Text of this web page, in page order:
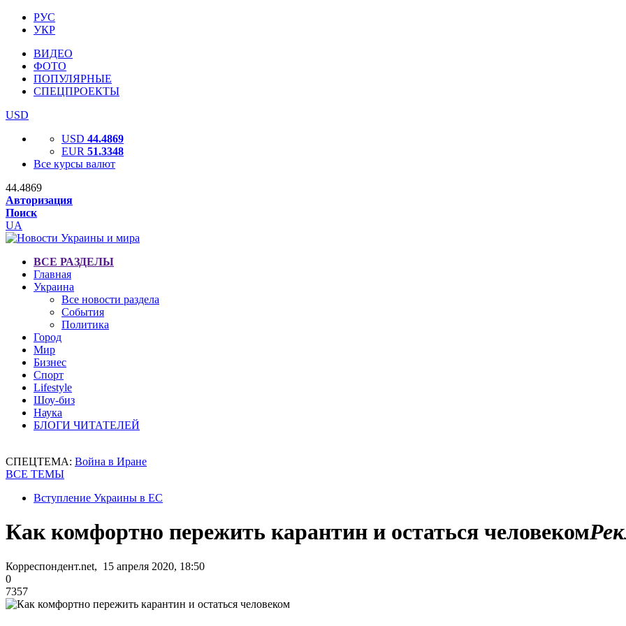
РУС
УКР
ВИДЕО
ФОТО
ПОПУЛЯРНЫЕ
СПЕЦПРОЕКТЫ
USD
USD 44.4869
EUR 51.3348
Все курсы валют
44.4869
Авторизация
Поиск
UA
ВСЕ РАЗДЕЛЫ
Главная
Украина
Все новости раздела
События
Политика
Город
Мир
Бизнес
Спорт
Lifestyle
Шоу-биз
Наука
БЛОГИ ЧИТАТЕЛЕЙ
СПЕЦТЕМА: Война в Иране
ВСЕ ТЕМЫ
Вступление Украины в ЕС
Как комфортно пережить карантин и остаться человеком
Корреспондент.net, 15 апреля 2020, 18:50
0
7357